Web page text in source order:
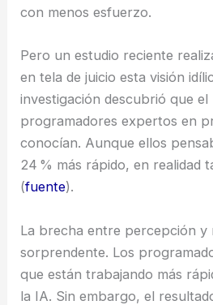
con menos esfuerzo.
Pero un estudio reciente
en tela de juicio esta visión
investigación descubrió que
programadores expertos en
conocían. Aunque ellos
24 % más rápido, en realidad
(fuente).
La brecha entre percepción y
sorprendente. Los
que están trabajando más
la IA. Sin embargo, el